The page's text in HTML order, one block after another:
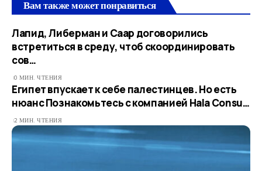
Вам также может понравиться
Лапид, Либерман и Саар договорились
встретиться в среду, чтоб скоординировать
сов…
0 МИН. ЧТЕНИЯ
Египет впускает к себе палестинцев. Но есть
нюанс Познакомьтесь с компанией Hala Consu…
2 МИН. ЧТЕНИЯ